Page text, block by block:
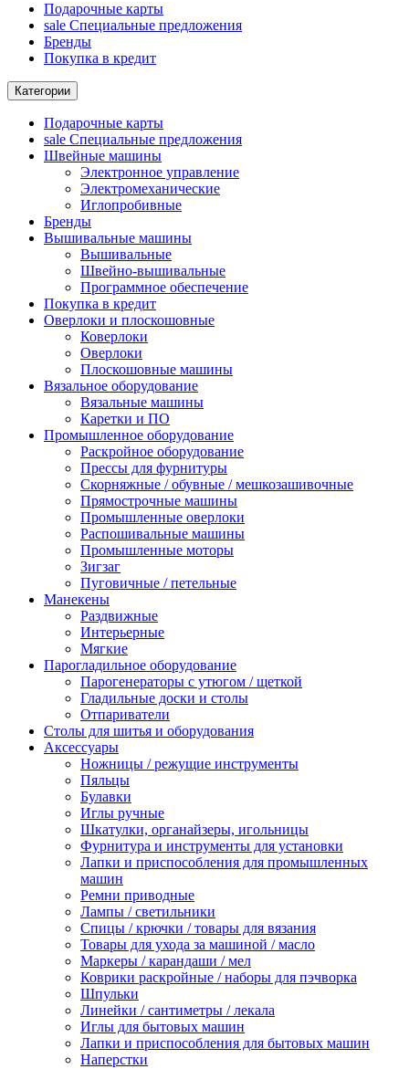
Подарочные карты
sale Специальные предложения
Бренды
Покупка в кредит
Категории
Подарочные карты
sale Специальные предложения
Швейные машины
Электронное управление
Электромеханические
Иглопробивные
Бренды
Вышивальные машины
Вышивальные
Швейно-вышивальные
Программное обеспечение
Покупка в кредит
Оверлоки и плоскошовные
Коверлоки
Оверлоки
Плоскошовные машины
Вязальное оборудование
Вязальные машины
Каретки и ПО
Промышленное оборудование
Раскройное оборудование
Прессы для фурнитуры
Скорняжные / обувные / мешкозашивочные
Прямострочные машины
Промышленные оверлоки
Распошивальные машины
Промышленные моторы
Зигзаг
Пуговичные / петельные
Манекены
Раздвижные
Интерьерные
Мягкие
Парогладильное оборудование
Парогенераторы с утюгом / щеткой
Гладильные доски и столы
Отпариватели
Столы для шитья и оборудования
Аксессуары
Ножницы / режущие инструменты
Пяльцы
Булавки
Иглы ручные
Шкатулки, органайзеры, игольницы
Фурнитура и инструменты для установки
Лапки и приспособления для промышленных
машин
Ремни приводные
Лампы / светильники
Спицы / крючки / товары для вязания
Товары для ухода за машиной / масло
Маркеры / карандаши / мел
Коврики раскройные / наборы для пэчворка
Шпульки
Линейки / сантиметры / лекала
Иглы для бытовых машин
Лапки и приспособления для бытовых машин
Наперстки